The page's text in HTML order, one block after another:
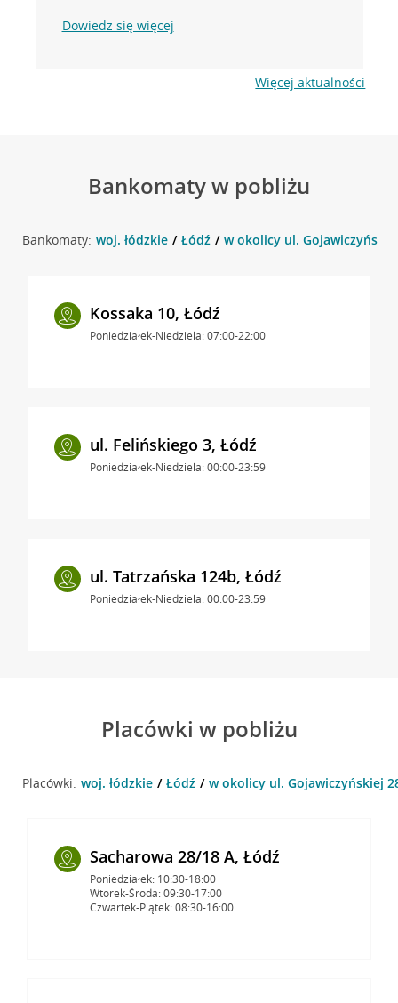
Dowiedz się więcej
Więcej aktualności
Bankomaty w pobliżu
Bankomaty: woj. łódzkie Łódź w okolicy ul.
Kossaka 10, Łódź
Poniedziałek-Niedziela: 07:00-22:00
ul. Felińskiego 3, Łódź
Poniedziałek-Niedziela: 00:00-23:59
ul. Tatrzańska 124b, Łódź
Poniedziałek-Niedziela: 00:00-23:59
Placówki w pobliżu
Placówki: woj. łódzkie Łódź w okolicy ul. Gojawiczyńskiej
Sacharowa 28/18 A, Łódź
Poniedziałek: 10:30-18:00
Wtorek-Środa: 09:30-17:00
Czwartek-Piątek: 08:30-16:00